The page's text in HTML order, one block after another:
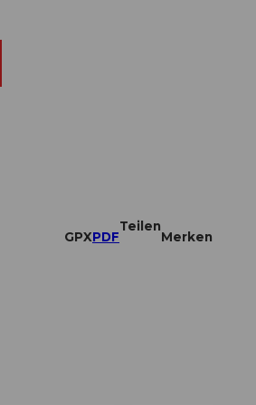
GPXPDF
Teilen
Merken